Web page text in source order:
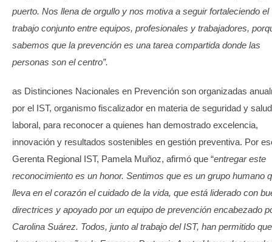
puerto. Nos llena de orgullo y nos motiva a seguir fortaleciendo el
trabajo conjunto entre equipos, profesionales y trabajadores,
sabemos que la prevención es una tarea compartida donde las
personas son el centro”.
as Distinciones Nacionales en Prevención son organizadas
por el IST, organismo fiscalizador en materia de seguridad y salud
laboral, para reconocer a quienes han demostrado excelencia,
innovación y resultados sostenibles en gestión preventiva. Por
Gerenta Regional IST, Pamela Muñoz, afirmó que “entregar este
reconocimiento es un honor. Sentimos que es un grupo humano
lleva en el corazón el cuidado de la vida, que está liderado con
directrices y apoyado por un equipo de prevención encabezado
Carolina Suárez. Todos, junto al trabajo del IST, han permitido que